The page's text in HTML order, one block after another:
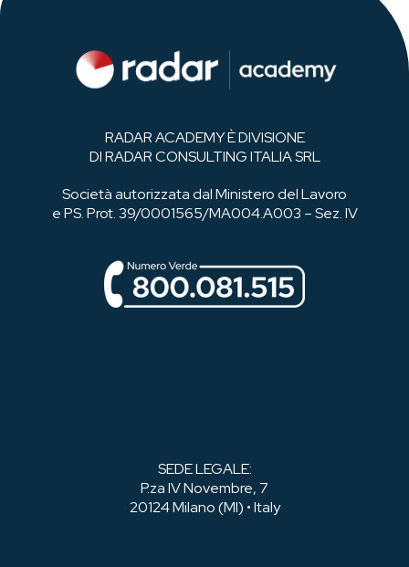
RADAR ACADEMY È DIVISIONE
DI RADAR CONSULTING ITALIA SRL
Società autorizzata dal Ministero del Lavoro
e PS. Prot. 39/0001565/MA004.A003 – Sez. IV
SEDE LEGALE:
P.za IV Novembre, 7
20124 Milano (MI) • Italy